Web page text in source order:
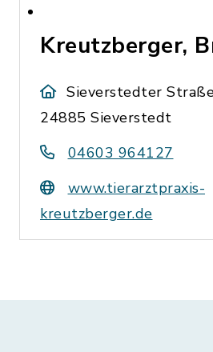
Kreutzberger,
Sieverstedter
24885 Sieverstedt
04603 964127
www.tierarztpraxis-
kreutzberger.de